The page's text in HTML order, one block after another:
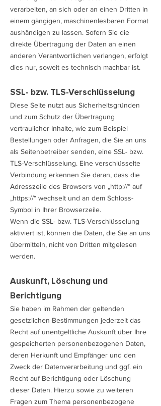
verarbeiten, an sich oder an einen Dritten in
einem gängigen, maschinenlesbaren Format
aushändigen zu lassen. Sofern Sie die
direkte Übertragung der Daten an einen
anderen Verantwortlichen verlangen, erfolgt
dies nur, soweit es technisch machbar ist.
SSL- bzw. TLS-Verschlüsselung
Diese Seite nutzt aus Sicherheitsgründen
und zum Schutz der Übertragung
vertraulicher Inhalte, wie zum Beispiel
Bestellungen oder Anfragen, die Sie an uns
als Seitenbetreiber senden, eine SSL- bzw.
TLS-Verschlüsselung. Eine verschlüsselte
Verbindung erkennen Sie daran, dass die
Adresszeile des Browsers von „http://“ auf
„https://“ wechselt und an dem Schloss-
Symbol in Ihrer Browserzeile.
Wenn die SSL- bzw. TLS-Verschlüsselung
aktiviert ist, können die Daten, die Sie an uns
übermitteln, nicht von Dritten mitgelesen
werden.
Auskunft, Löschung und
Berichtigung
Sie haben im Rahmen der geltenden
gesetzlichen Bestimmungen jederzeit das
Recht auf unentgeltliche Auskunft über Ihre
gespeicherten personenbezogenen Daten,
deren Herkunft und Empfänger und den
Zweck der Datenverarbeitung und ggf. ein
Recht auf Berichtigung oder Löschung
dieser Daten. Hierzu sowie zu weiteren
Fragen zum Thema personenbezogene